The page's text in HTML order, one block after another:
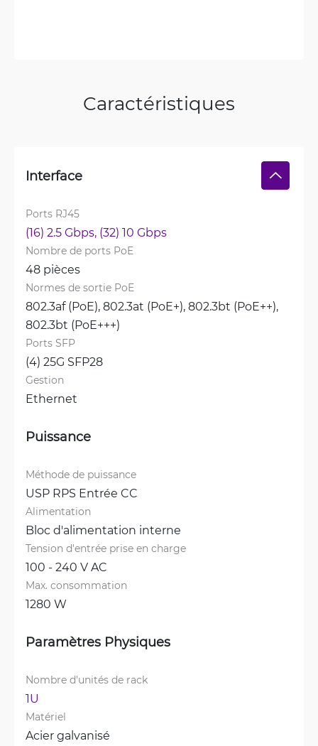
Caractéristiques
Interface
Ports RJ45
(16) 2.5 Gbps, (32) 10 Gbps
Nombre de ports PoE
48 pièces
Normes de sortie PoE
802.3af (PoE), 802.3at (PoE+), 802.3bt (PoE++),
802.3bt (PoE+++)
Ports SFP
(4) 25G SFP28
Gestion
Ethernet
Puissance
Méthode de puissance
USP RPS Entrée CC
Alimentation
Bloc d'alimentation interne
Tension d'entrée prise en charge
100 - 240 V AC
Max. consommation
1280 W
Paramètres Physiques
Nombre d'unités de rack
1U
Matériel
Acier galvanisé